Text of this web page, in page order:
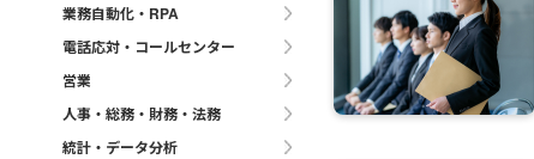
業務自動化・RPA
電話応対・コールセンター
営業
人事・総務・財務・法務
統計・データ分析